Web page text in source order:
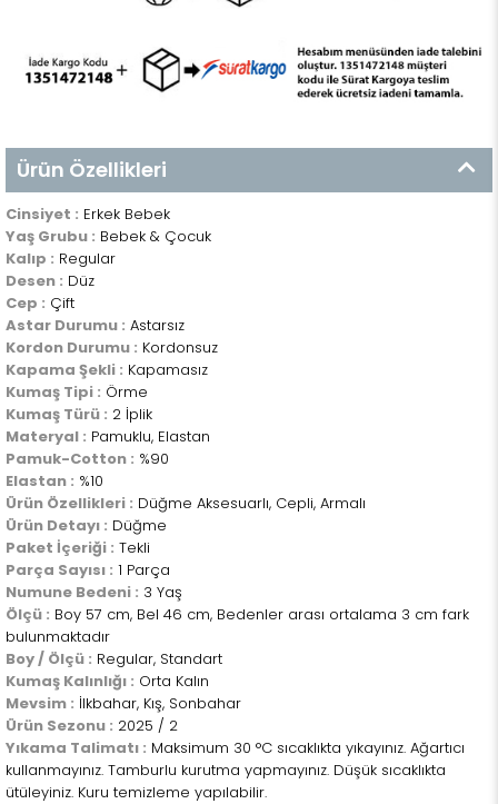
Ürün Özellikleri
Cinsiyet : Erkek Bebek
Yaş Grubu : Bebek & Çocuk
Kalıp : Regular
Desen : Düz
Cep : Çift
Astar Durumu : Astarsız
Kordon Durumu : Kordonsuz
Kapama Şekli : Kapamasız
Kumaş Tipi : Örme
Kumaş Türü : 2 İplik
Materyal : Pamuklu, Elastan
Pamuk-Cotton : %90
Elastan : %10
Ürün Özellikleri : Düğme Aksesuarlı, Cepli, Armalı
Ürün Detayı : Düğme
Paket İçeriği : Tekli
Parça Sayısı : 1 Parça
Numune Bedeni : 3 Yaş
Ölçü : Boy 57 cm, Bel 46 cm, Bedenler arası ortalama 3 cm fark
bulunmaktadır
Boy / Ölçü : Regular, Standart
Kumaş Kalınlığı : Orta Kalın
Mevsim : İlkbahar, Kış, Sonbahar
Ürün Sezonu : 2025 / 2
Yıkama Talimatı : Maksimum 30 °C sıcaklıkta yıkayınız. Ağartıcı
kullanmayınız. Tamburlu kurutma yapmayınız. Düşük sıcaklıkta
ütüleyiniz. Kuru temizleme yapılabilir.